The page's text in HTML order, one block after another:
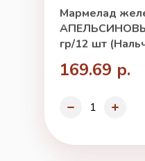
Мармелад
гр/12 шт
169.69 р.